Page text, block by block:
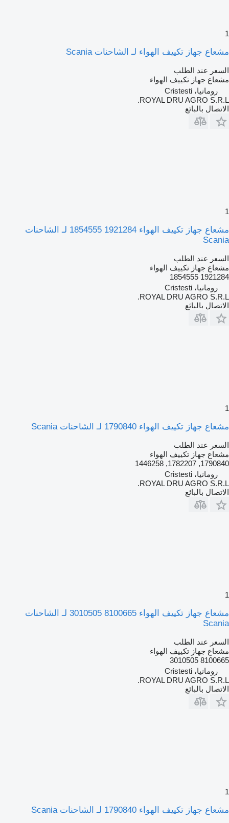
1
مشعاع جهاز تكييف الهواء لـ الشاحنات Scania
السعر عند الطلب
مشعاع جهاز تكييف الهواء
رومانيا، Cristesti
ROYAL DRU AGRO S.R.L.
الاتصال بالبائع
1
مشعاع جهاز تكييف الهواء 1921284 1854555 لـ الشاحنات
Scania
السعر عند الطلب
مشعاع جهاز تكييف الهواء
1921284 1854555
رومانيا، Cristesti
ROYAL DRU AGRO S.R.L.
الاتصال بالبائع
1
مشعاع جهاز تكييف الهواء 1790840 لـ الشاحنات Scania
السعر عند الطلب
مشعاع جهاز تكييف الهواء
1790840, 1782207, 1446258
رومانيا، Cristesti
ROYAL DRU AGRO S.R.L.
الاتصال بالبائع
1
مشعاع جهاز تكييف الهواء 8100665 3010505 لـ الشاحنات
Scania
السعر عند الطلب
مشعاع جهاز تكييف الهواء
8100665 3010505
رومانيا، Cristesti
ROYAL DRU AGRO S.R.L.
الاتصال بالبائع
1
مشعاع جهاز تكييف الهواء 1790840 لـ الشاحنات Scania